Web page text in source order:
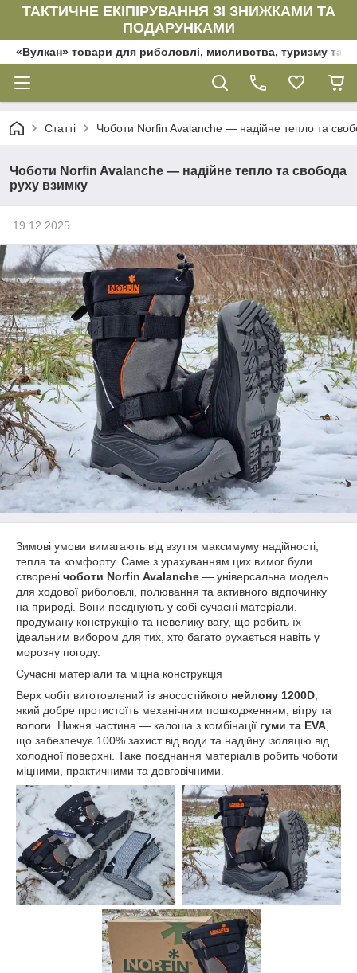
ТАКТИЧНЕ ЕКІПІРУВАННЯ ЗІ ЗНИЖКАМИ ТА
ПОДАРУНКАМИ
«Вулкан» товари для риболовлі, мисливства, туризму та
Статті Чоботи Norfin Avalanche — надійне тепло та
Чоботи Norfin Avalanche — надійне тепло та свобода
руху взимку
19.12.2025
Зимові умови вимагають від взуття максимуму надійності,
тепла та комфорту. Саме з урахуванням цих вимог були
створені чоботи Norfin Avalanche — універсальна модель
для ходової риболовлі, полювання та активного відпочинку
на природі. Вони поєднують у собі сучасні матеріали,
продуману конструкцію та невелику вагу, що робить їх
ідеальним вибором для тих, хто багато рухається навіть у
морозну погоду.
Сучасні матеріали та міцна конструкція
Верх чобіт виготовлений із зносостійкого нейлону 1200D
який добре протистоїть механічним пошкодженням, вітру та
вологи. Нижня частина — калоша з комбінації гуми та EVA
що забезпечує 100% захист від води та надійну ізоляцію від
холодної поверхні. Таке поєднання матеріалів робить чоботи
міцними, практичними та довговічними.